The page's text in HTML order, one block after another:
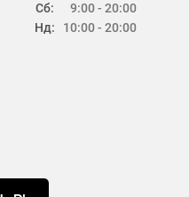
Сб:
Нд:
9:00 - 20:00
10:00 - 20:00